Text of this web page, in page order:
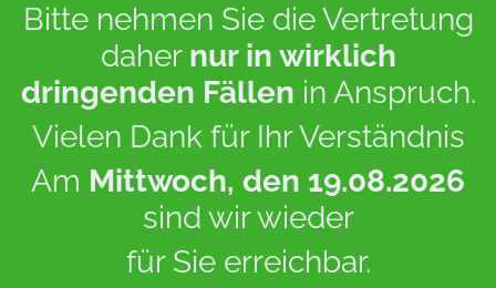
Bitte nehmen Sie die Vertretung
daher nur in wirklich
dringenden Fällen in Anspruch.
Vielen Dank für Ihr Verständnis
Am Mittwoch, den 19.08.2026
sind wir wieder
für Sie erreichbar.